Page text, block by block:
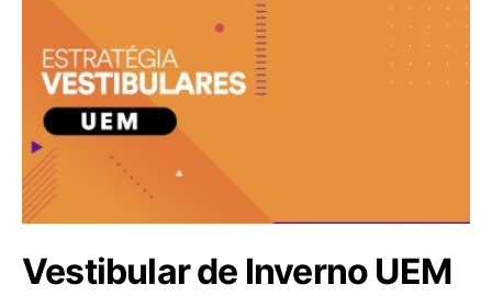
Vestibular de Inverno UEM